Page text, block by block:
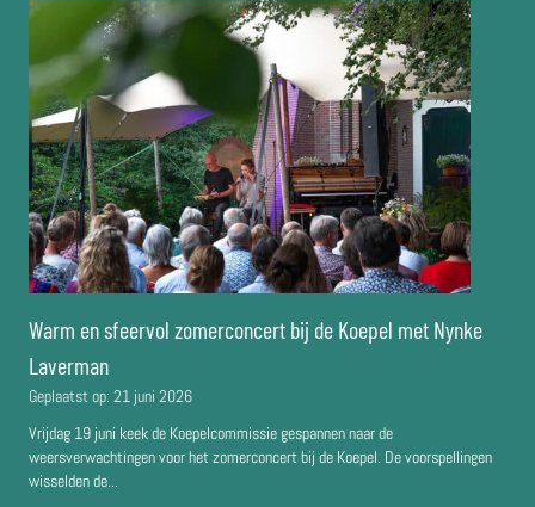
Warm en sfeervol zomerconcert bij de Koepel met Nynke
Laverman
Geplaatst op: 21 juni 2026
Vrijdag 19 juni keek de Koepelcommissie gespannen naar de
weersverwachtingen voor het zomerconcert bij de Koepel. De voorspellingen
wisselden de...